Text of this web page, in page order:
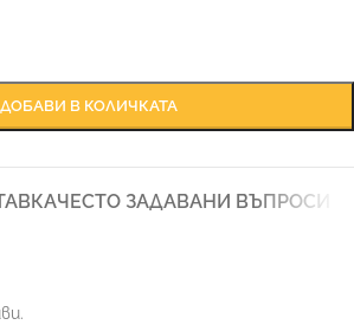
ДОБАВИ В КОЛИЧКАТА
ЧЕСТО ЗАДАВАНИ ВЪПРОСИ